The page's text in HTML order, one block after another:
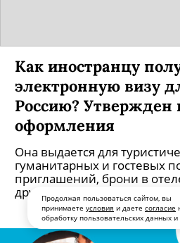
Продолжая пользоваться сайтом, вы
принимаете условия и даете согласие
обработку пользовательских данных и
Как иностранцу
электронную визу
Россию? Утвержден
оформления
Она выдается для
гуманитарных и гостевых
приглашений, брони в
других документов.